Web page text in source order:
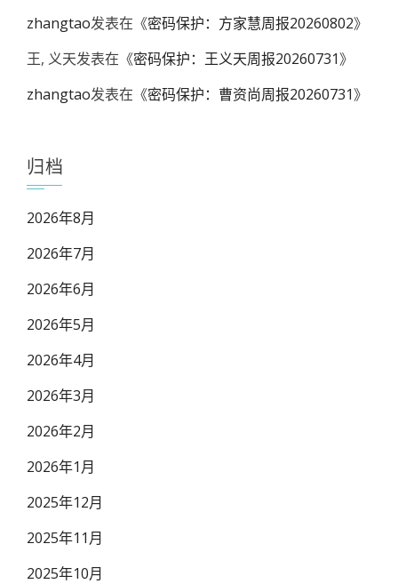
zhangtao发表在《密码保护：方家慧周报20260802》
王, 义天发表在《密码保护：王义天周报20260731》
zhangtao发表在《密码保护：曹资尚周报20260731》
归档
2026年8月
2026年7月
2026年6月
2026年5月
2026年4月
2026年3月
2026年2月
2026年1月
2025年12月
2025年11月
2025年10月